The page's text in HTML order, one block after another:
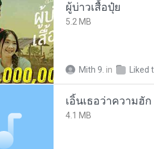
ผู้บ่าวเสื้อปุ๋ย
5.2 MB
Mith 9. in Liked
เอิ้นเธอว่าความฮัก
4.1 MB